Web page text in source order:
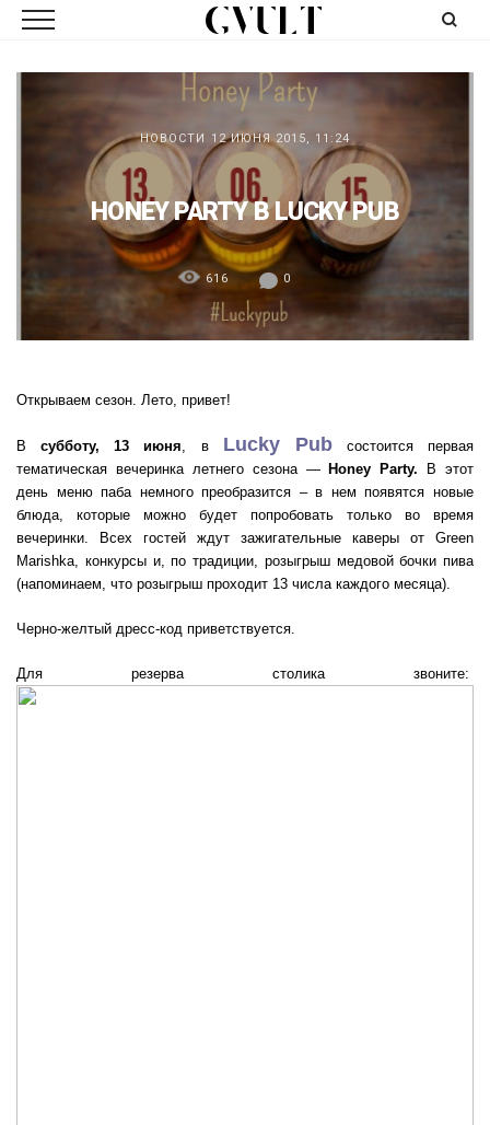
НОВОСТИ 12 ИЮНЯ 2015, 11:24
HONEY PARTY В LUCKY PUB
616 0
Открываем сезон. Лето, привет!
Всубботу, 13 июня, в Lucky Pub
состоится первая
тематическая вечеринка летнего сезона — Honey Party. В этот
день меню паба немного преобразится – в нем появятся новые
блюда, которые можно будет попробовать только во время
вечеринки. Всех гостей ждут зажигательные каверы от Green
Marishka, конкурсы и, по традиции, розыгрыш медовой бочки пива
(напоминаем, что розыгрыш проходит 13 числа каждого месяца).
Черно-желтый дресс-код приветствуется.
Для резерва столика звоните: